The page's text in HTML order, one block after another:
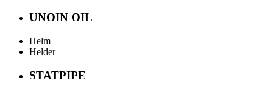
UNOIN OIL
Helm
Helder
STATPIPE